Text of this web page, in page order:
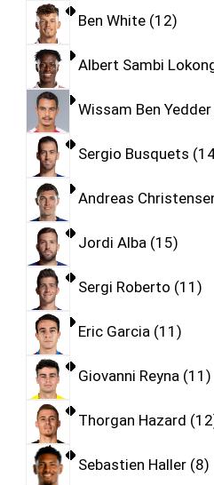
Ben White 12
Albert Sambi
Wissam Ben Yedder
Sergio Busquets
Andreas
Jordi Alba 15
Sergi Roberto 11
Eric Garcia 11
Giovanni Reyna 11
Thorgan Hazard 12
Sebastien Haller 8